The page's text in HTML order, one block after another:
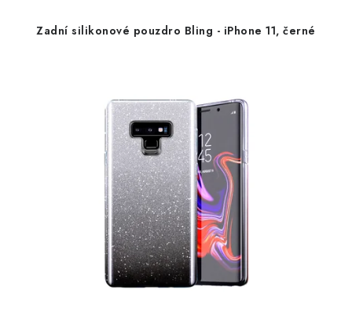
Zadní silikonové pouzdro Bling - iPhone 11, černé